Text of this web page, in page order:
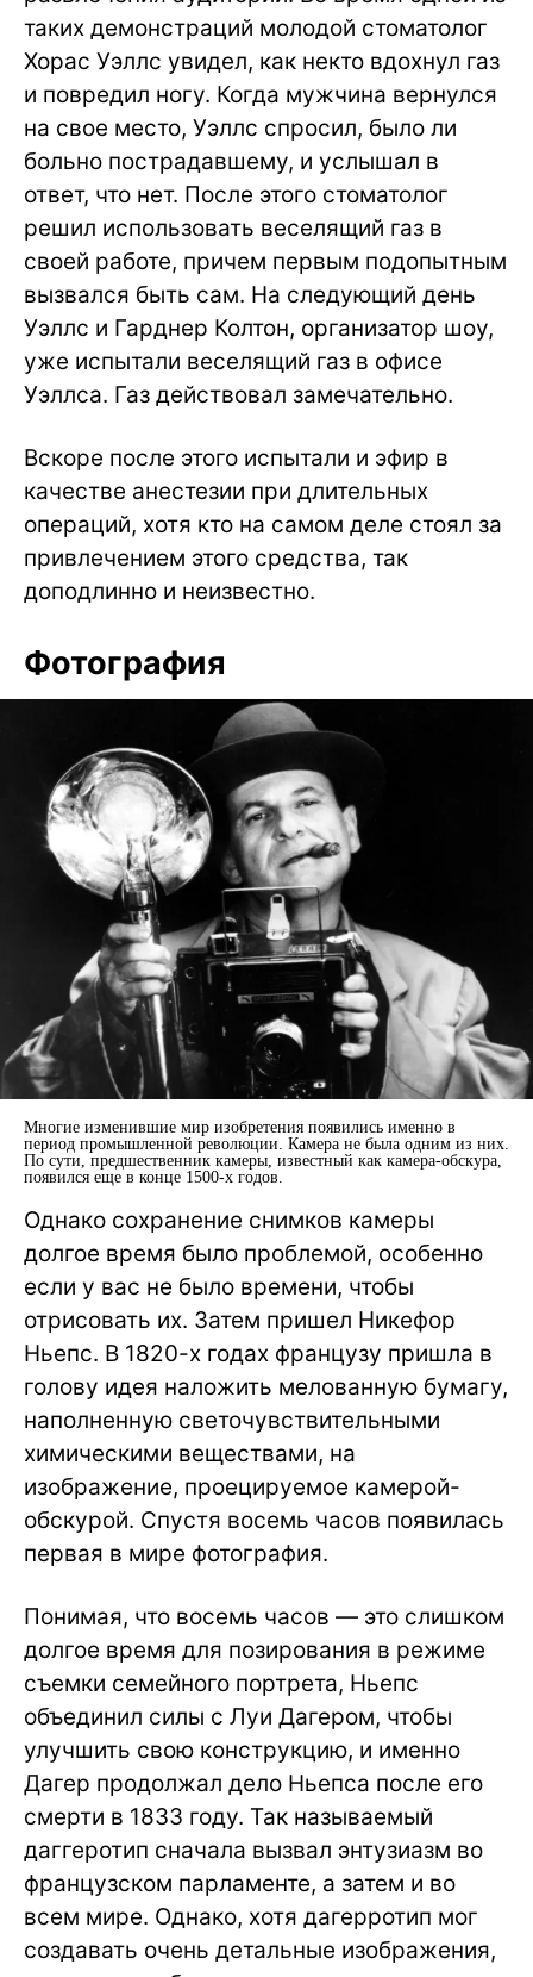
таких демонстраций молодой стоматолог
Хорас Уэллс увидел, как некто вдохнул газ
и повредил ногу. Когда мужчина вернулся
на свое место, Уэллс спросил, было ли
больно пострадавшему, и услышал в
ответ, что нет. После этого стоматолог
решил использовать веселящий газ в
своей работе, причем первым подопытным
вызвался быть сам. На следующий день
Уэллс и Гарднер Колтон, организатор шоу,
уже испытали веселящий газ в офисе
Уэллса. Газ действовал замечательно.
Вскоре после этого испытали и эфир в
качестве анестезии при длительных
операций, хотя кто на самом деле стоял за
привлечением этого средства, так
доподлинно и неизвестно.
Фотография
Многие изменившие мир изобретения появились именно в
период промышленной революции. Камера не была одним из них.
По сути, предшественник камеры, известный как камера-обскура,
появился еще в конце 1500-х годов.
Однако сохранение снимков камеры
долгое время было проблемой, особенно
если у вас не было времени, чтобы
отрисовать их. Затем пришел Никефор
Ньепс. В 1820-х годах французу пришла в
голову идея наложить мелованную бумагу,
наполненную светочувствительными
химическими веществами, на
изображение, проецируемое камерой-
обскурой. Спустя восемь часов появилась
первая в мире фотография.
Понимая, что восемь часов — это слишком
долгое время для позирования в режиме
съемки семейного портрета, Ньепс
объединил силы с Луи Дагером, чтобы
улучшить свою конструкцию, и именно
Дагер продолжал дело Ньепса после его
смерти в 1833 году. Так называемый
даггеротип сначала вызвал энтузиазм во
французском парламенте, а затем и во
всем мире. Однако, хотя дагерротип мог
создавать очень детальные изображения,